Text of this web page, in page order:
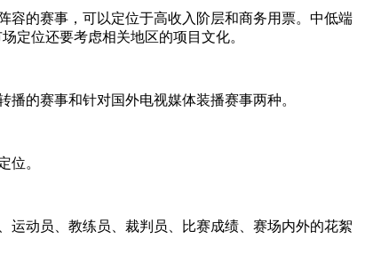
的赛事，可以定位于高收入阶层和商务用票。中低端
定位还要考虑相关地区的项目文化。
的赛事和针对国外电视媒体装播赛事两种。
位。
动员、教练员、裁判员、比赛成绩、赛场内外的花絮